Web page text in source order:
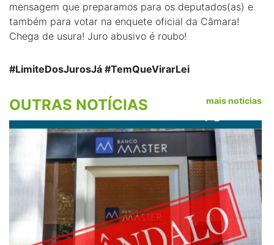
mensagem que preparamos para os deputados(as) e
também para votar na enquete oficial da Câmara!
Chega de usura! Juro abusivo é roubo!
#LimiteDosJurosJá #TemQueVirarLei
OUTRAS NOTÍCIAS mais noticias